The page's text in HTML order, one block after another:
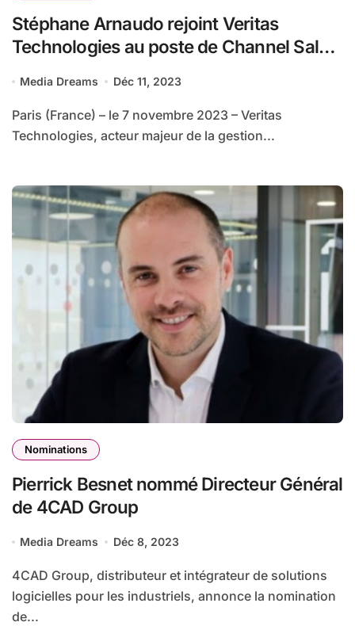
Stéphane Arnaudo rejoint Veritas
Technologies au poste de Channel Sales
Nordics
Media Dreams Déc 11, 2023
Paris (France) – le 7 novembre 2023 – Veritas
Technologies, acteur majeur de la gestion...
Nominations
Pierrick Besnet nommé Directeur Général
de 4CAD Group
Media Dreams Déc 8, 2023
4CAD Group, distributeur et intégrateur de solutions
logicielles pour les industriels, annonce la nomination
de...